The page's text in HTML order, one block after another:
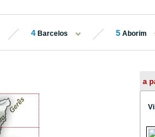
4 Barcelos 5 Aborim
a